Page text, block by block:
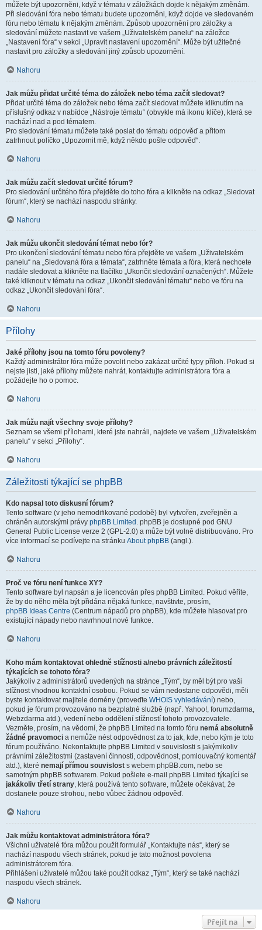
můžete být upozorněni, když v tématu v záložkách dojde k nějakým změnám.
Při sledování fóra nebo tématu budete upozorněni, když dojde ve sledovaném
fóru nebo tématu k nějakým změnám. Způsob upozornění pro záložky a
sledování můžete nastavit ve vašem „Uživatelském panelu“ na záložce
„Nastavení fóra“ v sekci „Upravit nastavení upozornění“. Může být užitečné
nastavit pro záložky a sledování jiný způsob upozornění.
Nahoru
Jak můžu přidat určité téma do záložek nebo téma začít sledovat?
Přidat určité téma do záložek nebo téma začít sledovat můžete kliknutím na
příslušný odkaz v nabídce „Nástroje tématu“ (obvykle má ikonu klíče), která se
nachází nad a pod tématem.
Pro sledování tématu můžete také poslat do tématu odpověď a přitom
zatrhnout políčko „Upozornit mě, když někdo pošle odpověď“.
Nahoru
Jak můžu začít sledovat určité fórum?
Pro sledování určitého fóra přejděte do toho fóra a klikněte na odkaz „Sledovat
fórum“, který se nachází naspodu stránky.
Nahoru
Jak můžu ukončit sledování témat nebo fór?
Pro ukončení sledování tématu nebo fóra přejděte ve vašem „Uživatelském
panelu“ na „Sledovaná fóra a témata“, zatrhněte témata a fóra, která nechcete
nadále sledovat a klikněte na tlačítko „Ukončit sledování označených“. Můžete
také kliknout v tématu na odkaz „Ukončit sledování tématu“ nebo ve fóru na
odkaz „Ukončit sledování fóra“.
Nahoru
Přílohy
Jaké přílohy jsou na tomto fóru povoleny?
Každý administrátor fóra může povolit nebo zakázat určité typy příloh. Pokud si
nejste jisti, jaké přílohy můžete nahrát, kontaktujte administrátora fóra a
požádejte ho o pomoc.
Nahoru
Jak můžu najít všechny svoje přílohy?
Seznam se všemi přílohami, které jste nahráli, najdete ve vašem „Uživatelském
panelu“ v sekci „Přílohy“.
Nahoru
Záležitosti týkající se phpBB
Kdo napsal toto diskusní fórum?
Tento software (v jeho nemodifikované podobě) byl vytvořen, zveřejněn a
chráněn autorskými právy phpBB Limited . phpBB je dostupné pod GNU
General Public License verze 2 (GPL-2.0) a může být volně distribuováno. Pro
více informací se podívejte na stránku About phpBB (angl.).
Nahoru
Proč ve fóru není funkce XY?
Tento software byl napsán a je licencován přes phpBB Limited. Pokud věříte,
že by do něho měla být přidána nějaká funkce, navštivte, prosím,
phpBB Ideas Centre (Centrum nápadů pro phpBB), kde můžete hlasovat pro
existující nápady nebo navrhnout nové funkce.
Nahoru
Koho mám kontaktovat ohledně stížnosti a/nebo právních záležitostí
týkajících se tohoto fóra?
Jakýkoliv z administrátorů uvedených na stránce „Tým“, by měl být pro vaši
stížnost vhodnou kontaktní osobou. Pokud se vám nedostane odpovědi, měli
byste kontaktovat majitele domény (proveďte WHOIS vyhledávání) nebo,
pokud je fórum provozováno na bezplatné službě (např. Yahoo!, forumzdarma,
Webzdarma atd.), vedení nebo oddělení stížností tohoto provozovatele.
Vezměte, prosím, na vědomí, že phpBB Limited na tomto fóru nemá absolutně
žádné pravomoci a nemůže nést odpovědnost za to jak, kde, nebo kým je toto
fórum používáno. Nekontaktujte phpBB Limited v souvislosti s jakýmikoliv
právními záležitostmi (zastavení činnosti, odpovědnost, pomlouvačný komentář
atd.), které nemají přímou souvislost s webem phpBB.com, nebo se
samotným phpBB softwarem. Pokud pošlete e-mail phpBB Limited týkající se
jakákoliv třetí strany, která používá tento software, můžete očekávat, že
dostanete pouze strohou, nebo vůbec žádnou odpověď.
Nahoru
Jak můžu kontaktovat administrátora fóra?
Všichni uživatelé fóra můžou použít formulář „Kontaktujte nás“, který se
nachází naspodu všech stránek, pokud je tato možnost povolena
administrátorem fóra.
Přihlášení uživatelé můžou také použít odkaz „Tým“, který se také nachází
naspodu všech stránek.
Nahoru
Přejít na